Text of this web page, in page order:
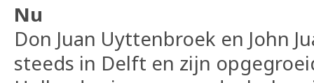
Nu
Don Juan Uyttenbroek en John
steeds in Delft en zijn